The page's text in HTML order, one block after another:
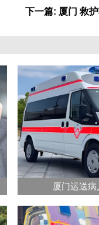
下一篇: 厦门 救
厦门运送